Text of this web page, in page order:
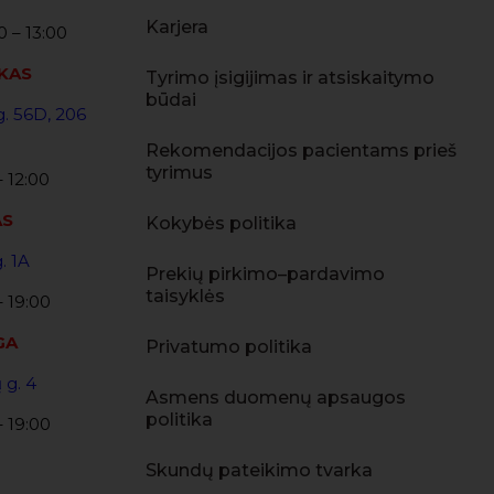
– 13:00
56D, 206
12:00
1A
19:00
g. 4
19:00
Karjera
Tyrimo įsigijimas ir atsiskaitymo
būdai
Rekomendacijos pacientams prieš
tyrimus
Kokybės politika
Prekių pirkimo–pardavimo
taisyklės
Privatumo politika
Asmens duomenų apsaugos
politika
Skundų pateikimo tvarka